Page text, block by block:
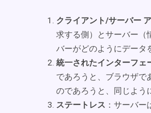
クライアント/サーバー
求する側）とサーバー（
バーがどのようにデータ
統一されたインターフェ
であろうと、ブラウザで
のであろうと、同じよう
ステートレス ：サーバ